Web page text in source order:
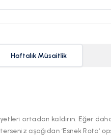
Haftalık Müsaitlik
ortadan kaldırın. Eğer
aşağıdan ‘Esnek Rota’